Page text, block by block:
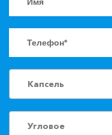
Капсель
Угловое